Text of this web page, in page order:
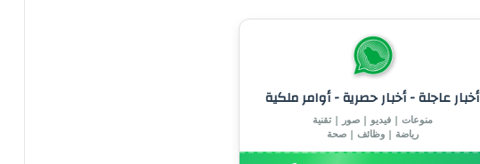
أخبار عاجلة - أخبار حصرية - أوامر ملكية
منوعات | فيديو | صور | تقنية
رياضة | وظائف | صحة